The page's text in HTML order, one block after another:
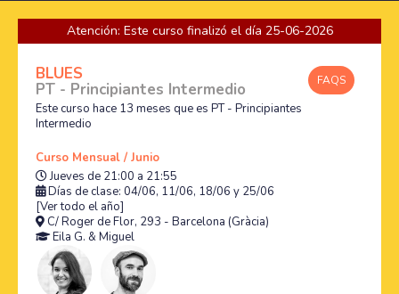
Atención: Este curso finalizó el día 25-06-2026
FAQS
BLUES
PT - Principiantes Intermedio
Este curso hace 13 meses que es PT - Principiantes
Intermedio
Curso Mensual / Junio
Jueves de 21:00 a 21:55
Días de clase: 04/06, 11/06, 18/06 y 25/06
[Ver todo el año]
C/ Roger de Flor, 293 - Barcelona (Gràcia)
Eila G. & Miguel